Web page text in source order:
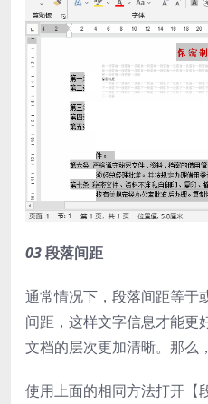
03段落间距
通常情况下，段落间距等于
间距，这样文字信息才能更
文档的层次更加清晰。那么
使用上面的相同方法打开【